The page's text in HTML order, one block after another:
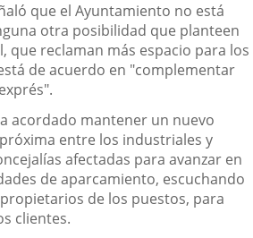
que el Ayuntamiento no está
otra posibilidad que planteen
que reclaman más espacio para los
de acuerdo en "complementar
acordado mantener un nuevo
entre los industriales y
afectadas para avanzar en
de aparcamiento, escuchando
de los puestos, para
clientes.